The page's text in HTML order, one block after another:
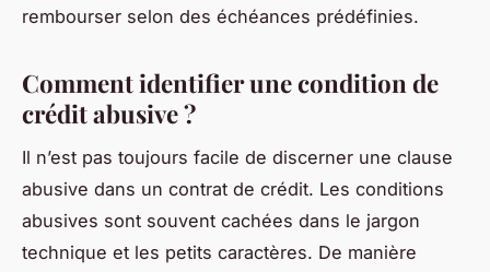
rembourser selon des échéances prédéfinies.
Comment identifier une condition de
crédit abusive ?
Il n’est pas toujours facile de discerner une clause
abusive dans un contrat de crédit. Les conditions
abusives sont souvent cachées dans le jargon
technique et les petits caractères. De manière